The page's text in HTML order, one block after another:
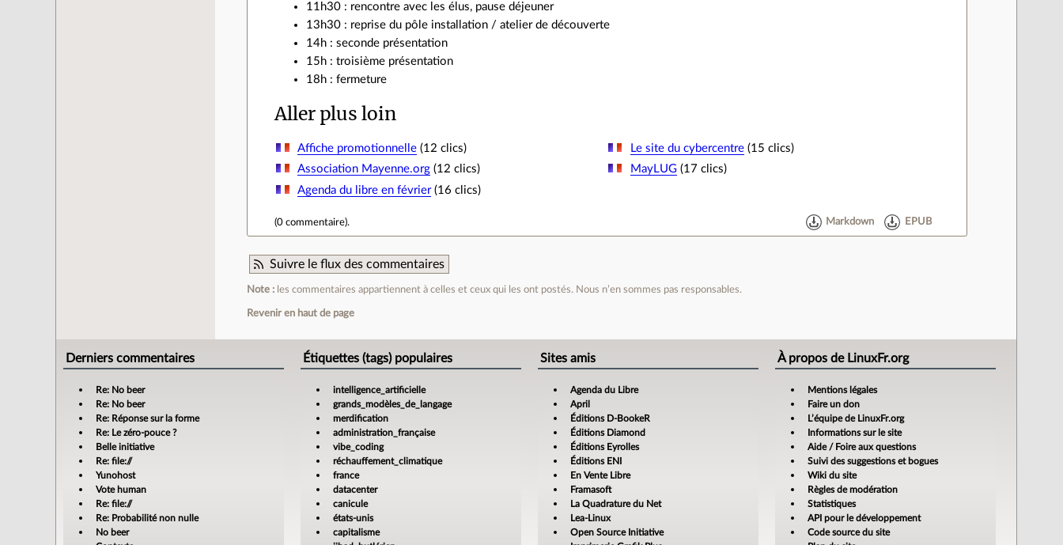
11h30 : rencontre avec les élus, pause déjeuner
13h30 : reprise du pôle installation / atelier de découverte
14h : seconde présentation
15h : troisième présentation
18h : fermeture
Aller plus loin
Affiche promotionnelle(12 clics) Le site du cybercentre (15 clics)
Association Mayenne.org(12 clics) MayLUG (17 clics)
Agenda du libre en février(16 clics)
(0 commentaire). Markdown EPUB
Suivre le flux des commentaires
Note : les commentaires appartiennent à celles et ceux qui les ont postés. Nous n’en sommes pas responsables.
Revenir en haut de page
Derniers commentaires
Re: No beer
Re: No beer
Re: Réponse sur la forme
Re: Le zéro-pouce ?
Belle initiative
Re: file://
Yunohost
Vote human
Re: file://
Re: Probabilité non nulle
No beer
Étiquettes (tags) populaires
intelligence_artificielle
grands_modèles_de_langage
merdification
administration_française
vibe_coding
réchauffement_climatique
france
datacenter
canicule
états-unis
capitalisme
Sites amis
Agenda du Libre
April
Éditions D-BookeR
Éditions Diamond
Éditions Eyrolles
Éditions ENI
En Vente Libre
Framasoft
La Quadrature du Net
Lea-Linux
Open Source Initiative
À propos de LinuxFr.org
Mentions légales
Faire un don
L’équipe de LinuxFr.org
Informations sur le site
Aide / Foire aux questions
Suivi des suggestions et bogues
Wiki du site
Règles de modération
Statistiques
API pour le développement
Code source du site